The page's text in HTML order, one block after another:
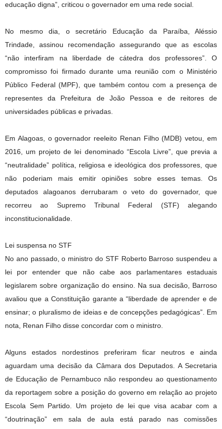
educação digna”, criticou o governador em uma rede social.
No mesmo dia, o secretário Educação da Paraíba, Aléssio
Trindade, assinou recomendação assegurando que as escolas
“não interfiram na liberdade de cátedra dos professores”. O
compromisso foi firmado durante uma reunião com o Ministério
Público Federal (MPF), que também contou com a presença de
representes da Prefeitura de João Pessoa e de reitores de
universidades públicas e privadas.
Em Alagoas, o governador reeleito Renan Filho (MDB) vetou, em
2016, um projeto de lei denominado “Escola Livre”, que previa a
“neutralidade” política, religiosa e ideológica dos professores, que
não poderiam mais emitir opiniões sobre esses temas. Os
deputados alagoanos derrubaram o veto do governador, que
recorreu ao Supremo Tribunal Federal (STF) alegando
inconstitucionalidade.
Lei suspensa no STF
No ano passado, o ministro do STF Roberto Barroso suspendeu a
lei por entender que não cabe aos parlamentares estaduais
legislarem sobre organização do ensino. Na sua decisão, Barroso
avaliou que a Constituição garante a “liberdade de aprender e de
ensinar; o pluralismo de ideias e de concepções pedagógicas”. Em
nota, Renan Filho disse concordar com o ministro.
Alguns estados nordestinos preferiram ficar neutros e ainda
aguardam uma decisão da Câmara dos Deputados. A Secretaria
de Educação de Pernambuco não respondeu ao questionamento
da reportagem sobre a posição do governo em relação ao projeto
Escola Sem Partido. Um projeto de lei que visa acabar com a
“doutrinação” em sala de aula está parado nas comissões